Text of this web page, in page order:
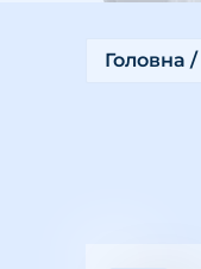
Головна /